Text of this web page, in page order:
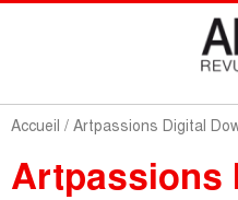
Accueil / Artpassions Digital
Artpassions